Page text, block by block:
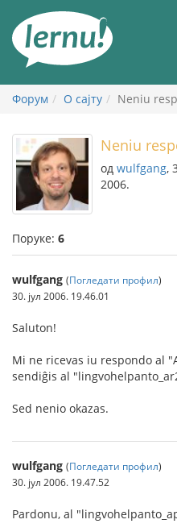
садржају
Форум О сајту Neniu
Neniu
од wulfgang,
2006.
Поруке: 6
wulfgang (Погледати профил)
30. јул 2006. 19.46.01
Saluton!
Mi ne ricevas iu respondo al
sendiĝis al
Sed nenio okazas.
wulfgang (Погледати профил)
30. јул 2006. 19.47.52
Pardonu, al